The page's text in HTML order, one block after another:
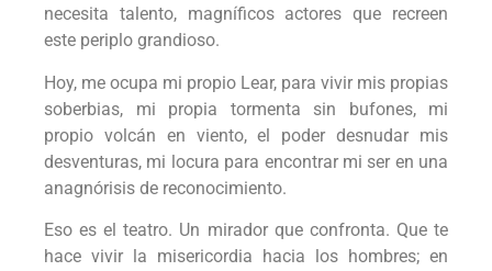
necesita talento, magníficos actores que recreen
este periplo grandioso.
Hoy, me ocupa mi propio Lear, para vivir mis propias
soberbias, mi propia tormenta sin bufones, mi
propio volcán en viento, el poder desnudar mis
desventuras, mi locura para encontrar mi ser en una
anagnórisis de reconocimiento.
Eso es el teatro. Un mirador que confronta. Que te
hace vivir la misericordia hacia los hombres; en